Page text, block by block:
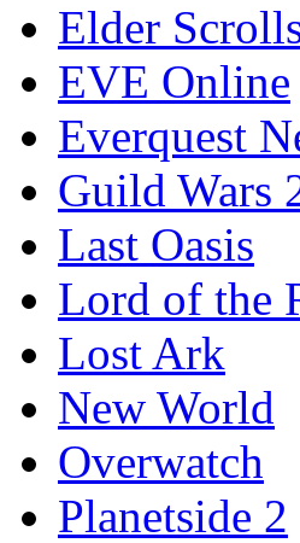
Elder
EVE Online
Everquest
Guild Wars
Last Oasis
Lord of the
Lost Ark
New World
Overwatch
Planetside 2